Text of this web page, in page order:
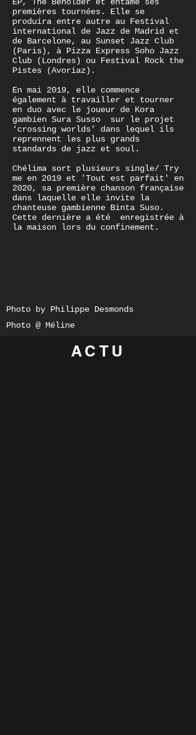
premières tournées. Elle se
produira entre autre au Festival
international de Jazz de Madrid et
de Barcelone, au Sunset Jazz Club
(Paris), à Pizza Express Soho Jazz
Club (Londres) ou Festival Rock the
Pistes (Avoriaz).
En mai 2019, elle commence
également à travailler et tourner
en duo avec le joueur de Kora
gambien Sura Susso sur le projet
‘crossing worlds’ dans lequel ils
reprennent les plus grands
standards de jazz et soul.
Chélima sort plusieurs single/ Try
me en 2019 et 'Tout est parfait' en
2020, sa première chanson française
dans laquelle elle invite la
chanteuse gambienne Binta Suso.
Cette dernière a été enregistrée à
la maison lors du confinement.
Photo by Philippe Desmonds
Photo @ Méline
ACTU